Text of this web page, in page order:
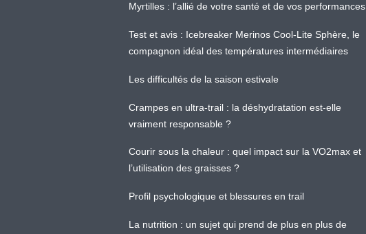
Myrtilles : l’allié de votre santé et de vos performances
Test et avis : Icebreaker Merinos Cool-Lite Sphère, le
compagnon idéal des températures intermédiaires
Les difficultés de la saison estivale
Crampes en ultra-trail : la déshydratation est-elle
vraiment responsable ?
Courir sous la chaleur : quel impact sur la VO2max et
l’utilisation des graisses ?
Profil psychologique et blessures en trail
La nutrition : un sujet qui prend de plus en plus de